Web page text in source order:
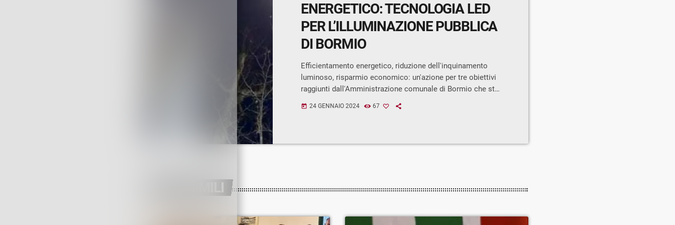
ENERGETICO: TECNOLOGIA LED
PER L’ILLUMINAZIONE PUBBLICA
DI BORMIO
Efficientamento energetico, riduzione dell'inquinamento
luminoso, risparmio economico: un'azione per tre obiettivi
raggiunti dall'Amministrazione comunale di Bormio che sta
coinvolge l'intero territorio. All'intervento già realizzato e a
- spiega il vicesindaco e assessore ai Lavori pubblici Oscar
today 24 GENNAIO 2024 67
POST SIMILI